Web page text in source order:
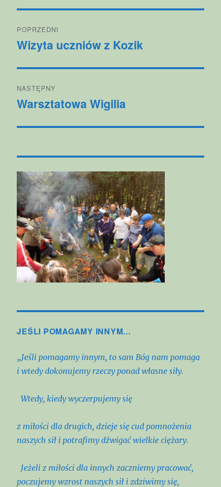
wpisu
POPRZEDNI
Poprzedni
Wizyta uczniów z Kozik
NASTĘPNY
Następny
Warsztatowa Wigilia
JEŚLI POMAGAMY INNYM…
„Jeśli pomagamy innym, to sam Bóg nam pomaga
i wtedy dokonujemy rzeczy ponad własne siły.
Wtedy, kiedy wyczerpujemy się
z miłości dla drugich,dzieje się cud pomnożenia
naszych sił i potrafimy dźwigać wielkie ciężary.
Jeżeli z miłości dla innych zaczniemy pracować,
poczujemy wzrost naszych sił i zdziwimy się,